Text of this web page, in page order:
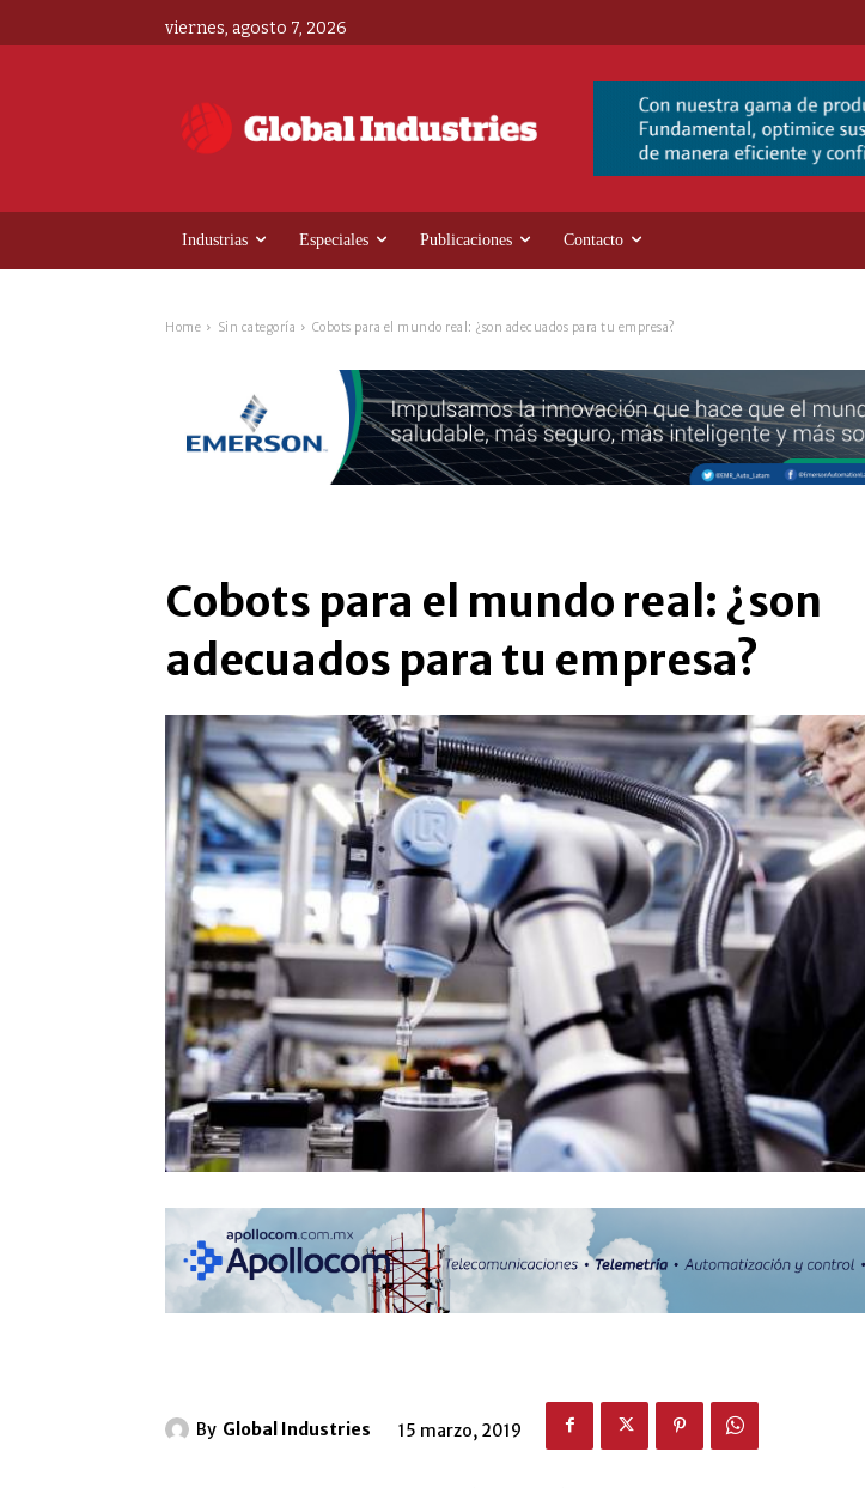
viernes, agosto 7, 2026
Industrias Especiales Publicaciones Contacto
Home Sin categoría Cobots para el mundo real: ¿son adecuados para tu empresa?
Cobots para el mundo real: ¿son
adecuados para tu empresa?
By Global Industries 15 marzo, 2019